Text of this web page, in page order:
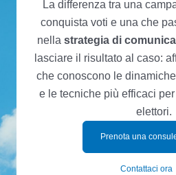
La differenza tra una
conquista voti e una che
nella strategia di
lasciare il risultato al caso:
che conoscono le
e le tecniche più efficaci
elettori.
Prenota una
Contattaci ora